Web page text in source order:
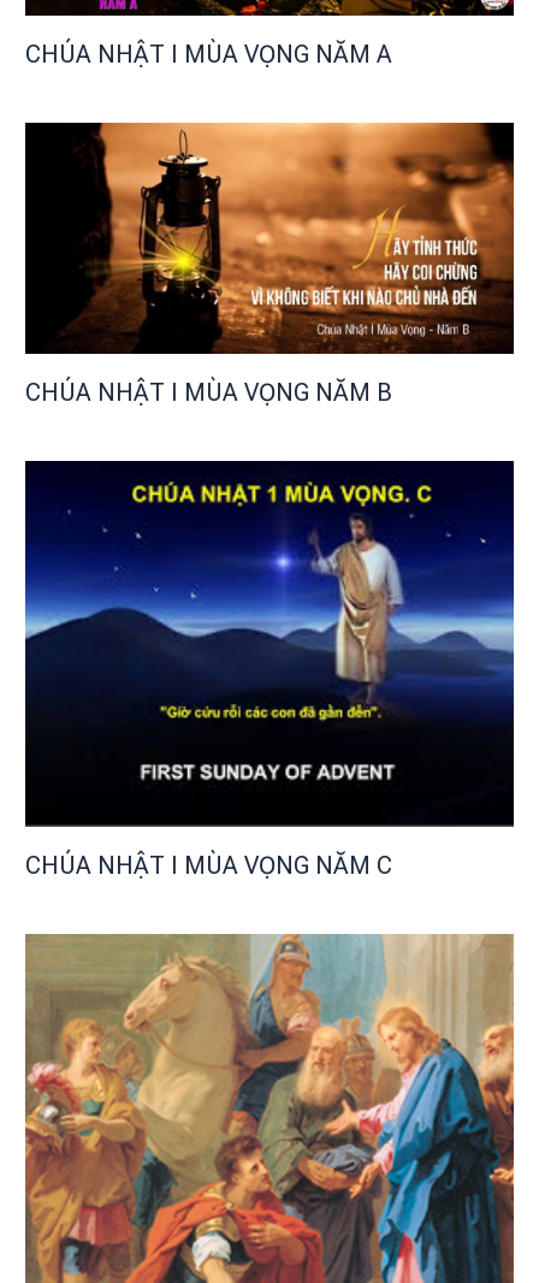
CHÚA NHẬT I MÙA VỌNG NĂM A
CHÚA NHẬT I MÙA VỌNG NĂM B
CHÚA NHẬT I MÙA VỌNG NĂM C